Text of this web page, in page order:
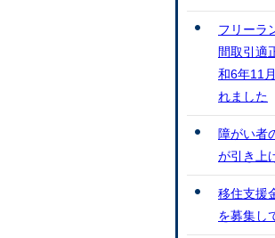
フリーラ
間取引適
和6年11
れました
障がい者
が引き上
移住支援
を募集し